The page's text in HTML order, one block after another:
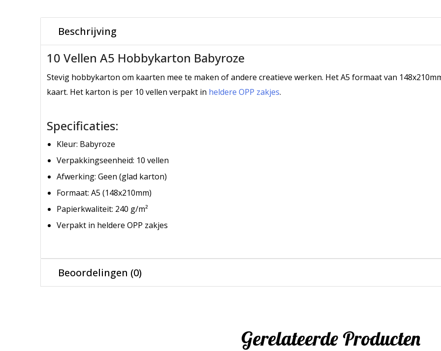
-
Babyroze
240g/m²
aantal
Beschrijving
10 Vellen A5 Hobbykarton Babyroze
Stevig hobbykarton om kaarten mee te maken of andere creatieve werken. Het A5 formaat van
kaart. Het karton is per 10 vellen verpakt in heldere OPP zakjes.
Specificaties:
Kleur: Babyroze
Verpakkingseenheid: 10 vellen
Afwerking: Geen (glad karton)
Formaat: A5 (148x210mm)
Papierkwaliteit: 240 g/m²
Verpakt in heldere OPP zakjes
Beoordelingen (0)
Gerelateerde Producten